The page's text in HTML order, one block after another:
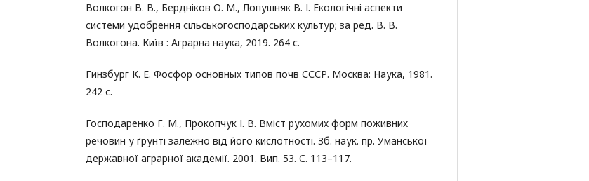
Волкогон В. В., Бердніков О. М., Лопушняк В. І. Екологічні аспекти
системи удобрення сільськогосподарських культур; за ред. В. В.
Волкогона. Київ : Аграрна наука, 2019. 264 с.
Гинзбург К. Е. Фосфор основных типов почв СССР. Москва: Наука, 1981.
242 с.
Господаренко Г. М., Прокопчук І. В. Вміст рухомих форм поживних
речовин у ґрунті залежно від його кислотності. Зб. наук. пр. Уманської
державної аграрної академії. 2001. Вип. 53. С. 113–117.